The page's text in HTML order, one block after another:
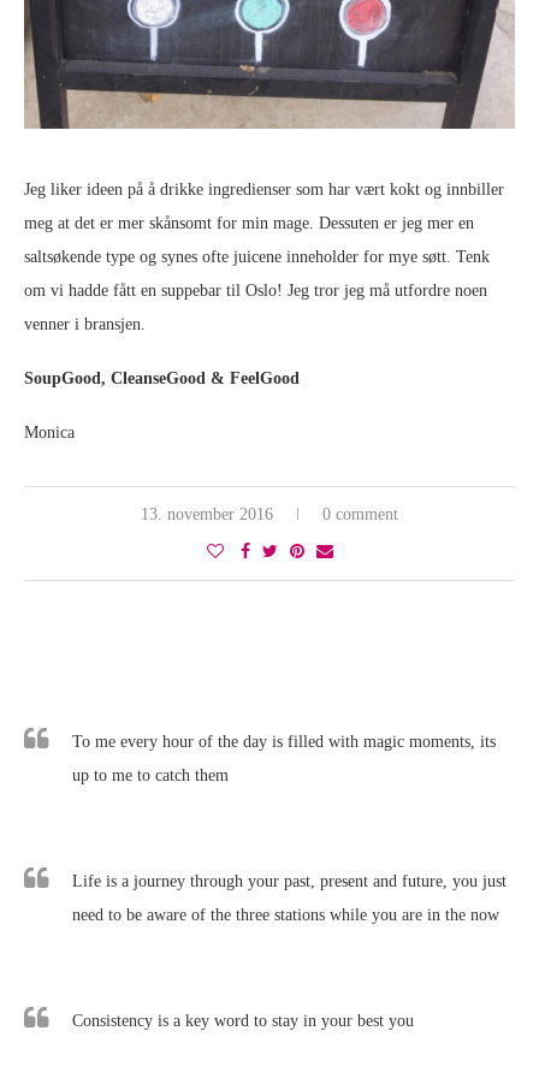
Jeg liker ideen på å drikke ingredienser som har vært kokt og innbiller
meg at det er mer skånsomt for min mage. Dessuten er jeg mer en
saltsøkende type og synes ofte juicene inneholder for mye søtt. Tenk
om vi hadde fått en suppebar til Oslo! Jeg tror jeg må utfordre noen
venner i bransjen.
SoupGood, CleanseGood & FeelGood
Monica
13. november 2016 0 comment
To me every hour of the day is filled with magic moments, its
up to me to catch them
Life is a journey through your past, present and future, you just
need to be aware of the three stations while you are in the now
Consistency is a key word to stay in your best you